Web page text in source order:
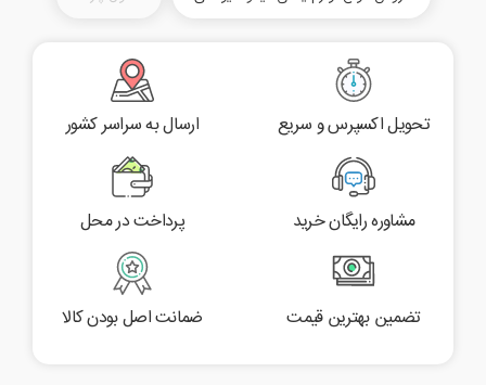
تحویل اکسپرس و سریع ارسال به سراسر کشور
مشاوره رایگان خرید پرداخت در محل
تضمین بهترین قیمت ضمانت اصل بودن کالا